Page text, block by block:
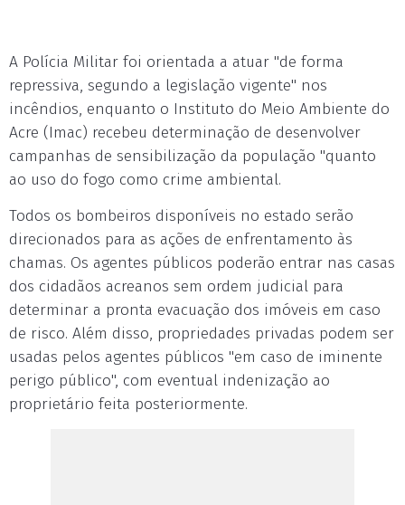
A Polícia Militar foi orientada a atuar "de forma
repressiva, segundo a legislação vigente" nos
incêndios, enquanto o Instituto do Meio Ambiente do
Acre (Imac) recebeu determinação de desenvolver
campanhas de sensibilização da população "quanto
ao uso do fogo como crime ambiental.
Todos os bombeiros disponíveis no estado serão
direcionados para as ações de enfrentamento às
chamas. Os agentes públicos poderão entrar nas casas
dos cidadãos acreanos sem ordem judicial para
determinar a pronta evacuação dos imóveis em caso
de risco. Além disso, propriedades privadas podem ser
usadas pelos agentes públicos "em caso de iminente
perigo público", com eventual indenização ao
proprietário feita posteriormente.